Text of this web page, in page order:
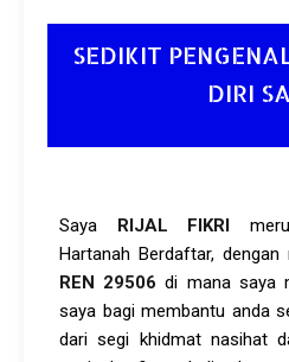
SEDIKIT
DIRI
Saya RIJAL FIKRI
Hartanah Berdaftar,
REN 29506 di mana saya
saya bagi membantu anda
dari segi khidmat nasihat